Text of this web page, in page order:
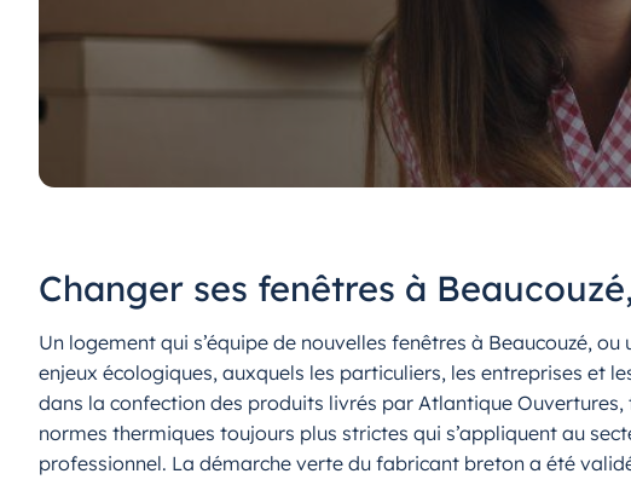
Changer ses fenêtres à
Un logement qui s’équipe de nouvelles fenêtres à Beaucouzé,
enjeux écologiques, auxquels les particuliers, les entreprises et
dans la confection des produits livrés par Atlantique
normes thermiques toujours plus strictes qui s’appliquent au
professionnel. La démarche verte du fabricant breton a été